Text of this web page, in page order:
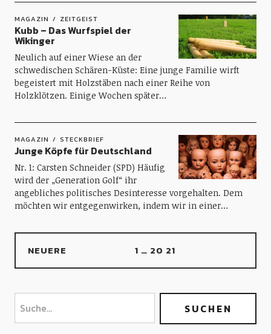
MAGAZIN ZEITGEIST
Kubb – Das Wurfspiel der
Wikinger
Neulich auf einer Wiese an der
schwedischen Schären-Küste: Eine junge Familie wirft
begeistert mit Holzstäben nach einer Reihe von
Holzklötzen. Einige Wochen später…
MAGAZIN STECKBRIEF
Junge Köpfe für Deutschland
Nr. 1: Carsten Schneider (SPD) Häufig
wird der „Generation Golf“ ihr
angebliches politisches Desinteresse vorgehalten. Dem
möchten wir entgegenwirken, indem wir in einer…
NEUERE 1 … 20 21